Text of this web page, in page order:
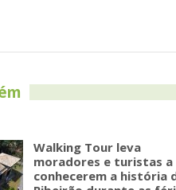
Walking Tour leva
moradores e turistas a
conhecerem a história